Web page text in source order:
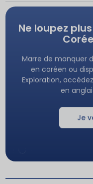
Ne loupez plus
Corée
Marre de manquer
en coréen ou
Exploration,
en
Je